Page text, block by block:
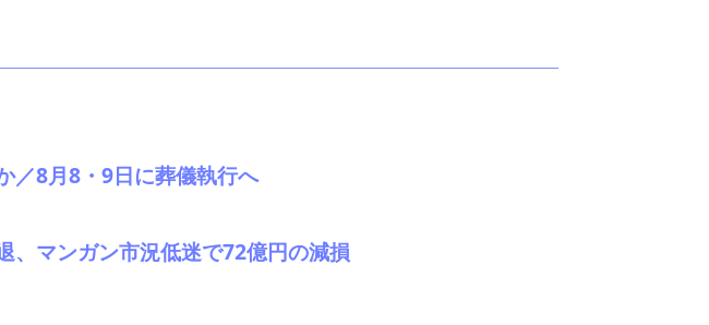
／8月8・9日に葬儀執行へ
、マンガン市況低迷で72億円の減損